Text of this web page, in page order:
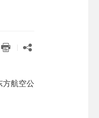
 
航空公